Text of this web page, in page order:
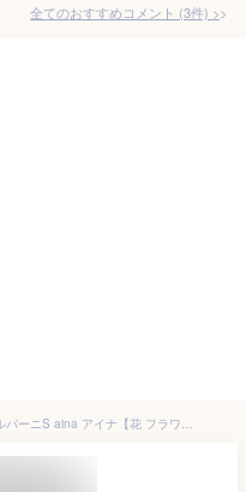
全てのおすすめコメント (3件) >
ペンダントライト 1灯 tulppaani トゥルパーニS aina アイナ【花 フラワー 居間 トイレ 天井 照明 ダクトレール用 ダイニング用 食卓用 一人暮らし キッチン おしゃれ かわいい LED電球 寝室 照明器具 電気 間接照明 北欧 デザイン 子供部屋 カフェ kakko】